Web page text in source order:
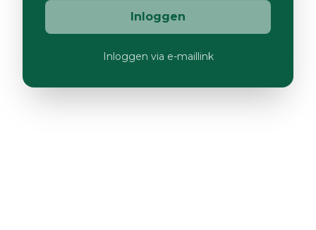
Inloggen
Inloggen via e-maillink